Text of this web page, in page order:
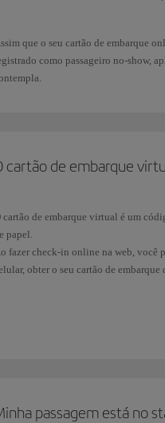
que o seu cartão de embarque
como passageiro no-show,
cartão de embarque
cartão de embarque virtual é um
papel.
fazer check-in online na web, você
obter o seu cartão de
passagem está no